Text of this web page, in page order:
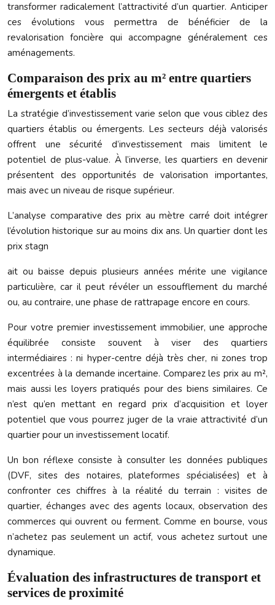
transformer radicalement l’attractivité d’un quartier. Anticiper
ces évolutions vous permettra de bénéficier de la
revalorisation foncière qui accompagne généralement ces
aménagements.
Comparaison des prix au m² entre quartiers
émergents et établis
La stratégie d’investissement varie selon que vous ciblez des
quartiers établis ou émergents. Les secteurs déjà valorisés
offrent une sécurité d’investissement mais limitent le
potentiel de plus-value. À l’inverse, les quartiers en devenir
présentent des opportunités de valorisation importantes,
mais avec un niveau de risque supérieur.
L’analyse comparative des prix au mètre carré doit intégrer
l’évolution historique sur au moins dix ans. Un quartier dont les
prix stagn
ait ou baisse depuis plusieurs années mérite une vigilance
particulière, car il peut révéler un essoufflement du marché
ou, au contraire, une phase de rattrapage encore en cours.
Pour votre premier investissement immobilier, une approche
équilibrée consiste souvent à viser des quartiers
intermédiaires : ni hyper-centre déjà très cher, ni zones trop
excentrées à la demande incertaine. Comparez les prix au m²,
mais aussi les loyers pratiqués pour des biens similaires. Ce
n’est qu’en mettant en regard prix d’acquisition et loyer
potentiel que vous pourrez juger de la vraie attractivité d’un
quartier pour un investissement locatif.
Un bon réflexe consiste à consulter les données publiques
(DVF, sites des notaires, plateformes spécialisées) et à
confronter ces chiffres à la réalité du terrain : visites de
quartier, échanges avec des agents locaux, observation des
commerces qui ouvrent ou ferment. Comme en bourse, vous
n’achetez pas seulement un actif, vous achetez surtout une
dynamique.
Évaluation des infrastructures de transport et
services de proximité